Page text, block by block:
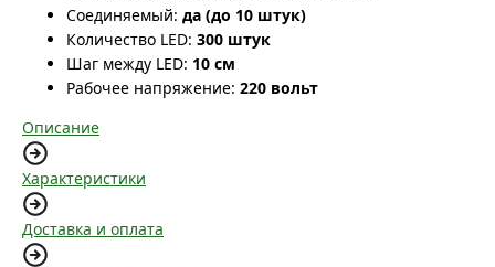
Соединяемый: да (до 10 штук)
Количество LED: 300 штук
Шаг между LED: 10 см
Рабочее напряжение: 220 вольт
Описание
Характеристики
Доставка и оплата